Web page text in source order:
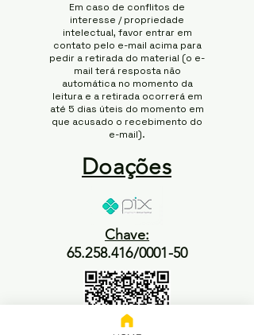
Em caso de conflitos de
interesse / propriedade
intelectual, favor entrar em
contato pelo e-mail acima para
pedir a retirada do material (o e-
mail terá resposta não
automática no momento da
leitura e a retirada ocorrerá em
até 5 dias úteis do momento em
que acusado o recebimento do
e-mail).
Doações
Chave:
65.258.416/0001-50